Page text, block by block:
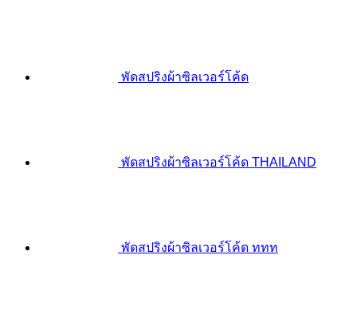
พัดสปริงผ้าซิลเวอร์โค้ด
พัดสปริงผ้าซิลเวอร์โค้ด THAILAND
พัดสปริงผ้าซิลเวอร์โค้ด ททท